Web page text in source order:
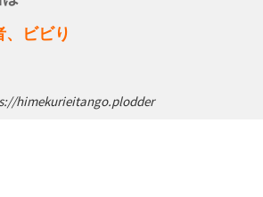
、ビビり
himekurieitango.plodder